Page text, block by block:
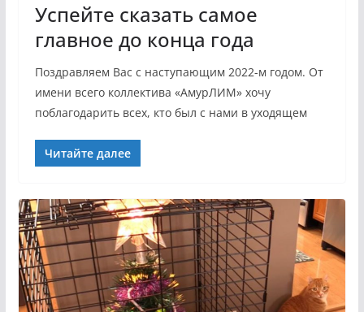
Успейте сказать самое
главное до конца года
Поздравляем Вас с наступающим 2022-м годом. От
имени всего коллектива «АмурЛИМ» хочу
поблагодарить всех, кто был с нами в уходящем
Читайте далее